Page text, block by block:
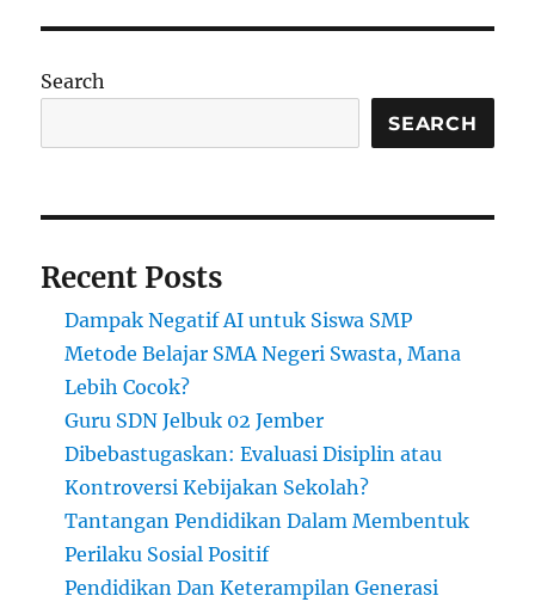
Jepang
Search
SEARCH
Recent Posts
Dampak Negatif AI untuk Siswa SMP
Metode Belajar SMA Negeri Swasta, Mana
Lebih Cocok?
Guru SDN Jelbuk 02 Jember
Dibebastugaskan: Evaluasi Disiplin atau
Kontroversi Kebijakan Sekolah?
Tantangan Pendidikan Dalam Membentuk
Perilaku Sosial Positif
Pendidikan Dan Keterampilan Generasi